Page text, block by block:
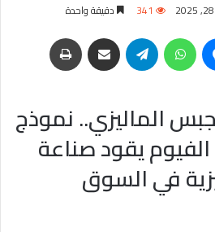
341 دقيقة واحدة
ماسنجر واتساب تيلقرام مشاركة عبر البريد
الماليزي.. نموذج
يقود صناعة
في السوق